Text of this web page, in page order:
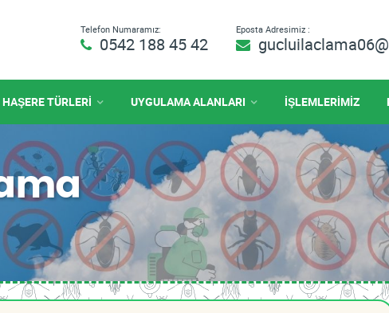
Telefon Numaramız:
0542 188 45 42
Eposta Adresimiz :
HAŞERE TÜRLERİ UYGULAMA ALANLARI İŞLEMLERİMİZ